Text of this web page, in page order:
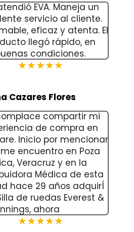
EVA. Maneja un
servicio al cliente.
eficaz y atenta. El
llegó rápido, en
condiciones.
★★★★★
Cazares Flores
compartir mi
de compra en
Inicio por mencionar
encuentro en Poza
Veracruz y en la
Médica de esta
hace 29 años adquirÍ
de ruedas Everest &
ahora
★★★★★